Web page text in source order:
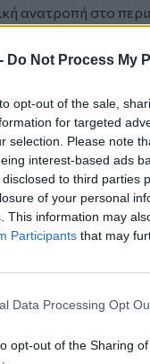
Do Not Process My
opt-out of the sale,
for targeted
selection. Please note
interest-based ads
to third parties
of your personal
This information may
Participants that may
Data Processing Opt
opt-out of the Sharing
ανατροπή στο
ο Σαμαράς θα
δεύτερη ευκαιρία»
και το...
και η καινοτομία
μας στο